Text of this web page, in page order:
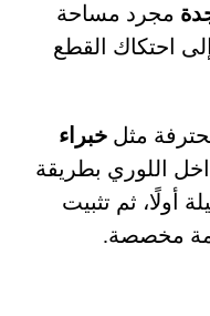
مجرد مساحة
احتكاك القطع
مثلخبراء
اللوري بطريقة
أولًا، ثم تثبيت
مخصصة.